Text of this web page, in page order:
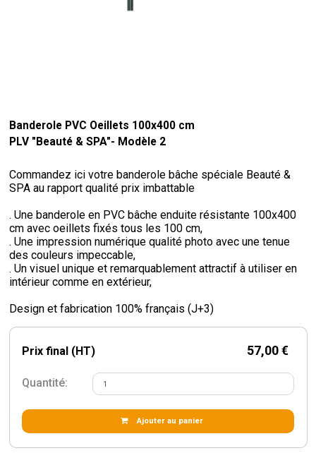
Banderole PVC Oeillets 100x400 cm
PLV "Beauté & SPA"- Modèle 2
Commandez ici votre banderole bâche spéciale Beauté &
SPA au rapport qualité prix imbattable
. Une banderole en PVC bâche enduite résistante 100x400
cm avec oeillets fixés tous les 100 cm,
. Une impression numérique qualité photo avec une tenue
des couleurs impeccable,
. Un visuel unique et remarquablement attractif à utiliser en
intérieur comme en extérieur,
Design et fabrication 100% français (J+3)
Prix final (HT) 57,00 €
Quantité:
Ajouter au panier